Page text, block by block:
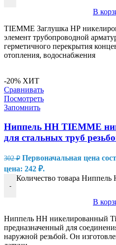
В
TIEMME Заглушка НР
элемент трубопроводной
герметичного перекрытия
отопления, водоснабжения
-20% ХИТ
Сравнивать
Посмотреть
Запомнить
Ниппель HH TIEMME
для стальных труб
302₽ Первоначальная цена
цена: 242 ₽.
-
Количество товара
В
Ниппель HH никелированный
предназначенный для
наружной резьбой. Он